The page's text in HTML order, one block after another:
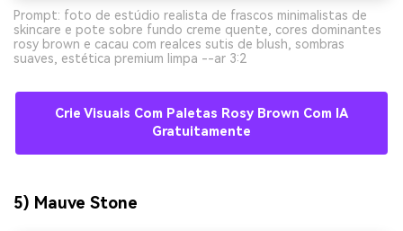
Prompt: foto de estúdio realista de frascos minimalistas de
skincare e pote sobre fundo creme quente, cores dominantes
rosy brown e cacau com realces sutis de blush, sombras
suaves, estética premium limpa --ar 3:2
Crie Visuais Com Paletas Rosy Brown Com IA
Gratuitamente
5) Mauve Stone